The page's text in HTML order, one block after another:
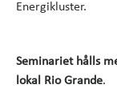
Energikluster.
Seminariet hålls
lokal Rio Grande.